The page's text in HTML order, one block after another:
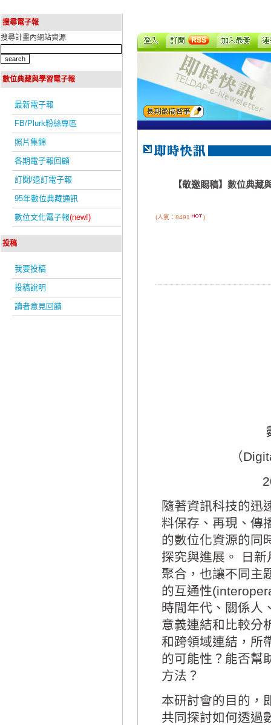
搜尋電子報
搜尋計畫內網站資源
數位典藏與學習電子報
最新電子報
FB/Plurk粉絲專區
照片集錦
各期電子報回顧
訂閱/退訂電子報
95年數位典藏通訊
數位文化電子報(new!)
投稿
我要投稿
投稿說明
讀者意見回饋
【敬邀賜稿】數位典
(人氣：8491 )
（
隨著資訊科技的迅
料保存、再現、傳
的數位化資源的同
探究與進展。 日
聚合，也讓不同主
的互通性
時間年代、關係人
意義連結和比較分
和跨領域連結，所
的可能性？能否幫
方法？
本研討會的目的，
共同探討如何透過